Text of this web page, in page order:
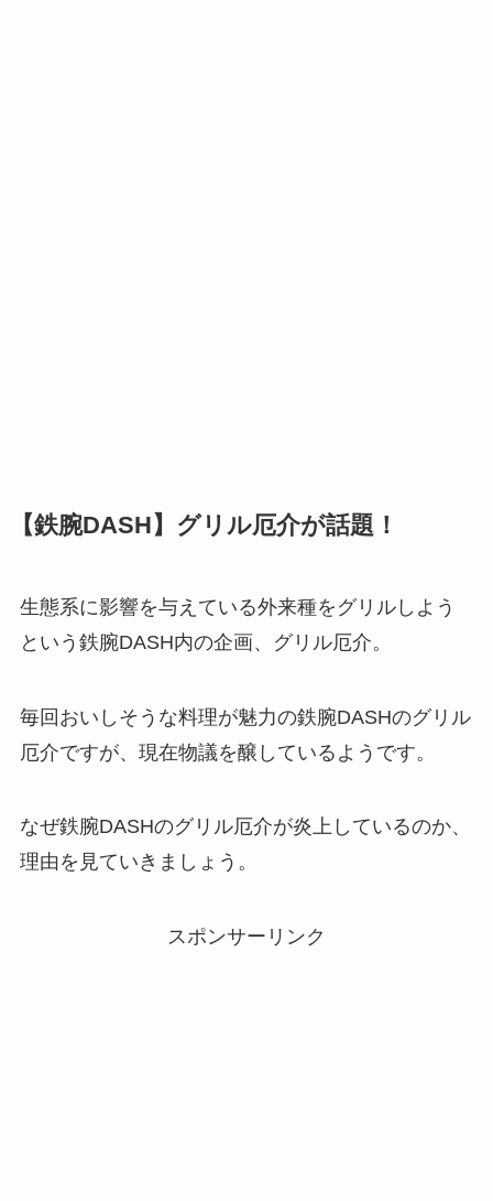
【鉄腕DASH】グリル厄介が話題！
生態系に影響を与えている外来種をグリルしよう
という鉄腕DASH内の企画、グリル厄介。
毎回おいしそうな料理が魅力の鉄腕DASHのグリル
厄介ですが、現在物議を醸しているようです。
なぜ鉄腕DASHのグリル厄介が炎上しているのか、
理由を見ていきましょう。
スポンサーリンク